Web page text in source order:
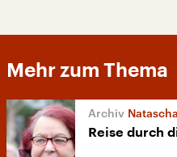
Mehr zum Thema
Reise durch